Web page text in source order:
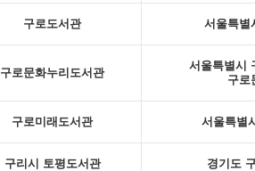
구로도서관 서울특별
구로문화누리도서관
서울특별시
구로
구로미래도서관 서울특별
구리시 토평도서관 경기도